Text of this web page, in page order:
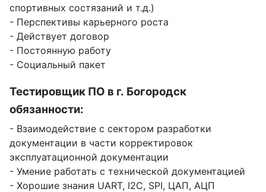
спортивных состязаний и т.д.)
- Перспективы карьерного роста
- Действует договор
- Постоянную работу
- Социальный пакет
Тестировщик ПО в г. Богородск
обязанности:
- Взаимодействие с сектором разработки
документации в части корректировок
эксплуатационной документации
- Умение работать с технической документацией
- Хорошие знания UART, I2C, SPI, ЦАП, АЦП